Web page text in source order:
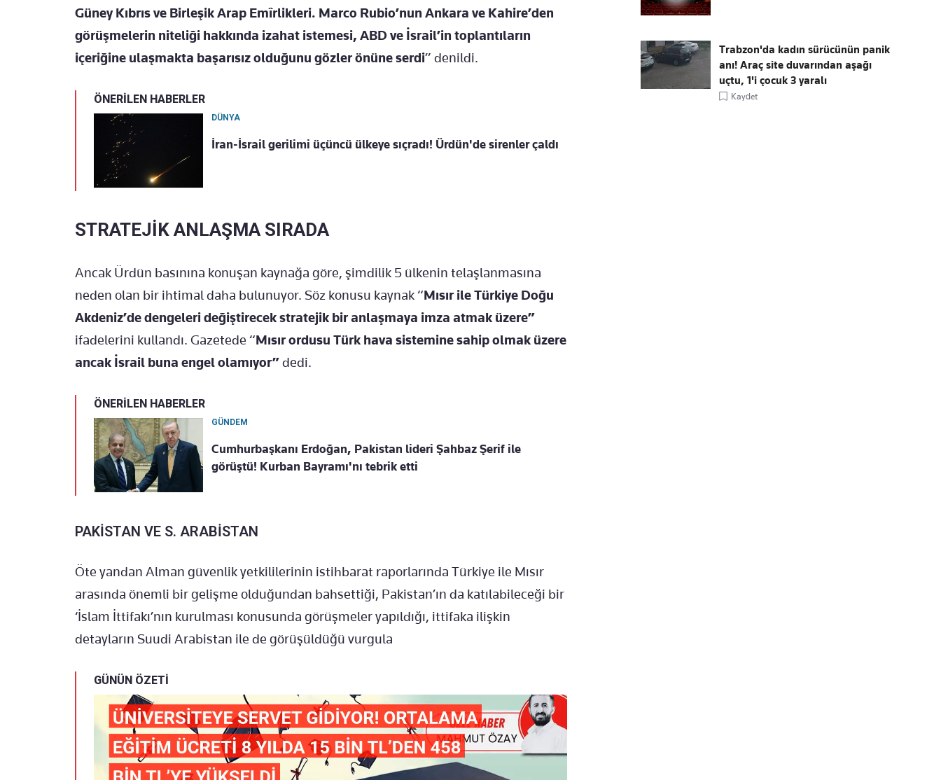
Güney Kıbrıs ve Birleşik Arap Emîrlikleri. Marco Rubio’nun Ankara ve Kahire’den
görüşmelerin niteliği hakkında izahat istemesi, ABD ve İsrail’in toplantıların
içeriğine ulaşmakta başarısız olduğunu gözler önüne serdi” denildi.
ÖNERİLEN HABERLER
DÜNYA
İran-İsrail gerilimi üçüncü ülkeye sıçradı! Ürdün'de sirenler çaldı
STRATEJİK ANLAŞMA SIRADA
Ancak Ürdün basınına konuşan kaynağa göre, şimdilik 5 ülkenin telaşlanmasına
neden olan bir ihtimal daha bulunuyor. Söz konusu kaynak “Mısır ile Türkiye Doğu
Akdeniz’de dengeleri değiştirecek stratejik bir anlaşmaya imza atmak üzere”
ifadelerini kullandı. Gazetede “Mısır ordusu Türk hava sistemine sahip olmak üzere
ancak İsrail buna engel olamıyor”dedi.
ÖNERİLEN HABERLER
GÜNDEM
Cumhurbaşkanı Erdoğan, Pakistan lideri Şahbaz Şerif ile
görüştü! Kurban Bayramı'nı tebrik etti
PAKİSTAN VE S. ARABİSTAN
Öte yandan Alman güvenlik yetkililerinin istihbarat raporlarında Türkiye ile Mısır
arasında önemli bir gelişme olduğundan bahsettiği, Pakistan’ın da katılabileceği bir
‘İslam İttifakı’nın kurulması konusunda görüşmeler yapıldığı, ittifaka ilişkin
detayların Suudi Arabistan ile de görüşüldüğü vurgula
GÜNÜN ÖZETİ
Trabzon'da kadın sürücünün panik
anı! Araç site duvarından aşağı
uçtu, 1'i çocuk 3 yaralı
Kaydet